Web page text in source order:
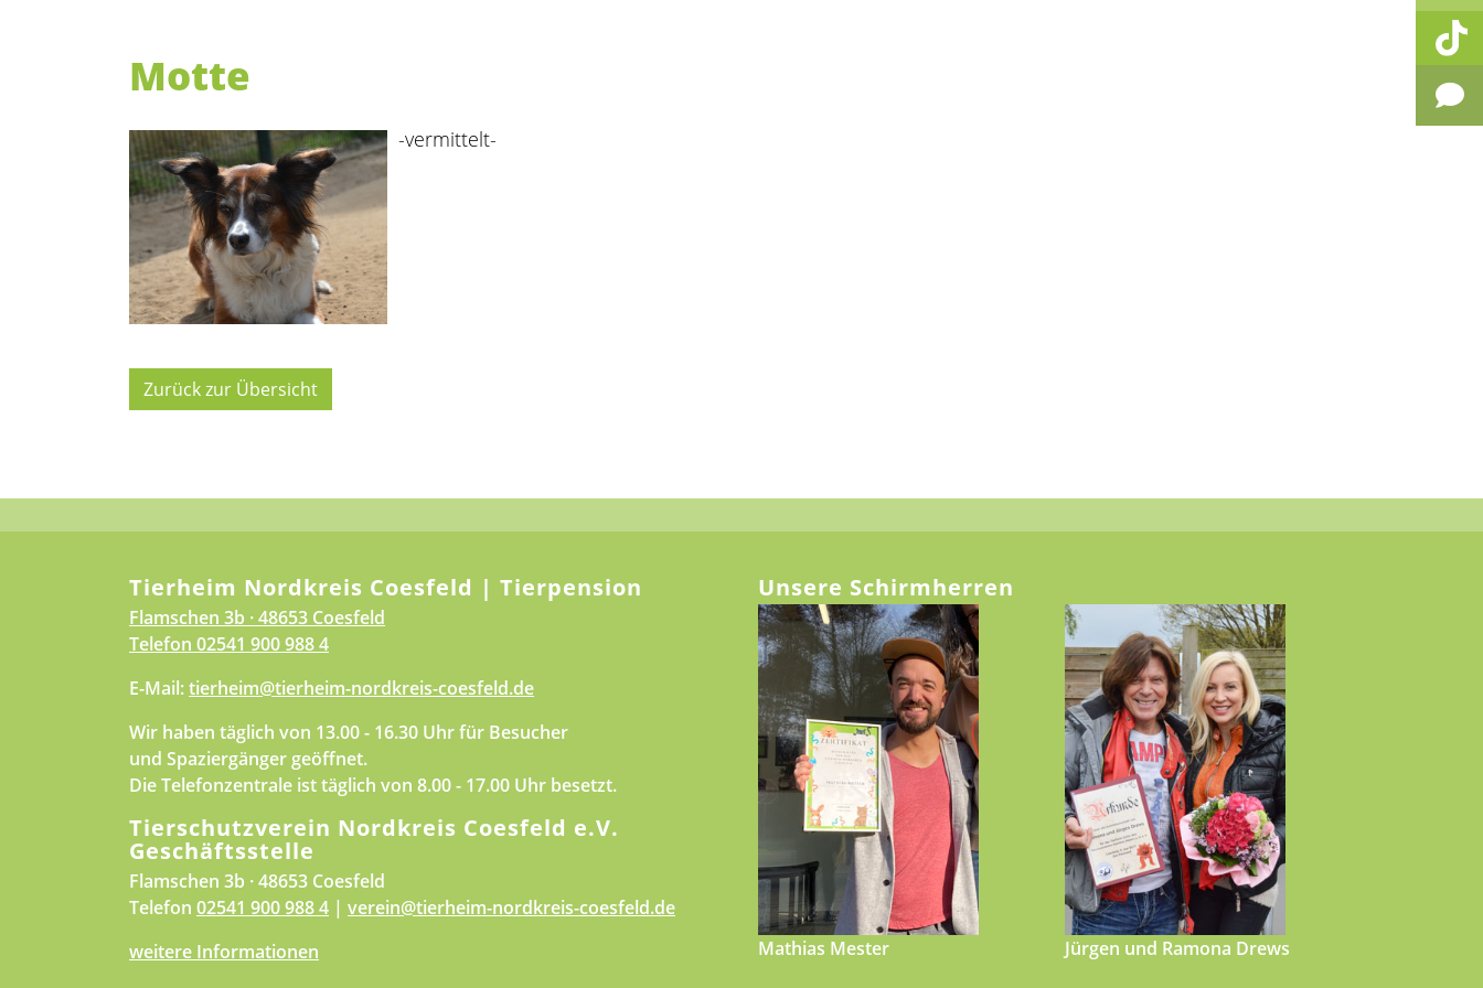
Motte
-vermittelt-
Zurück zur Übersicht
Tierheim Nordkreis Coesfeld | Tierpension
Flamschen 3b · 48653 Coesfeld
Telefon 02541 900 988 4
E-Mail:tierheim@tierheim-nordkreis-coesfeld.de
Wir haben täglich von 13.00 - 16.30 Uhr für Besucher
und Spaziergänger geöffnet.
Die Telefonzentrale ist täglich von 8.00 - 17.00 Uhr besetzt.
Tierschutzverein Nordkreis Coesfeld e.V.
Geschäftsstelle
Flamschen 3b · 48653 Coesfeld
Telefon 02541 900 988 4 | verein@tierheim-nordkreis-coesfeld.de
weitere Informationen
Unsere Schirmherren
Mathias Mester Jürgen und Ramona Drews